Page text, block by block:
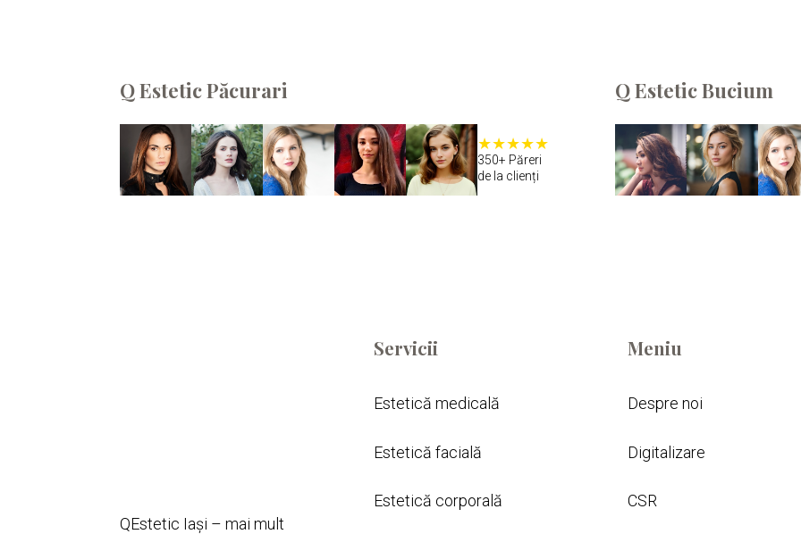
Q Estetic Păcurari
350+ Păreri
de la clienți
Q Estetic Bucium
QEstetic Iași – mai mult
Servicii
Estetică medicală
Estetică facială
Estetică corporală
Meniu
Despre noi
Digitalizare
CSR